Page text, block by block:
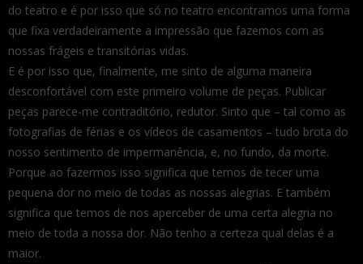
do teatro e é por isso que só no teatro encontramos uma forma
que fixa verdadeiramente a impressão que fazemos com as
nossas frágeis e transitórias vidas.
E é por isso que, finalmente, me sinto de alguma maneira
desconfortável com este primeiro volume de peças. Publicar
peças parece-me contraditório, redutor. Sinto que – tal como as
fotografias de férias e os vídeos de casamentos – tudo brota do
nosso sentimento de impermanência, e, no fundo, da morte.
Porque ao fazermos isso significa que temos de tecer uma
pequena dor no meio de todas as nossas alegrias. E também
significa que temos de nos aperceber de uma certa alegria no
meio de toda a nossa dor. Não tenho a certeza qual delas é a
maior.